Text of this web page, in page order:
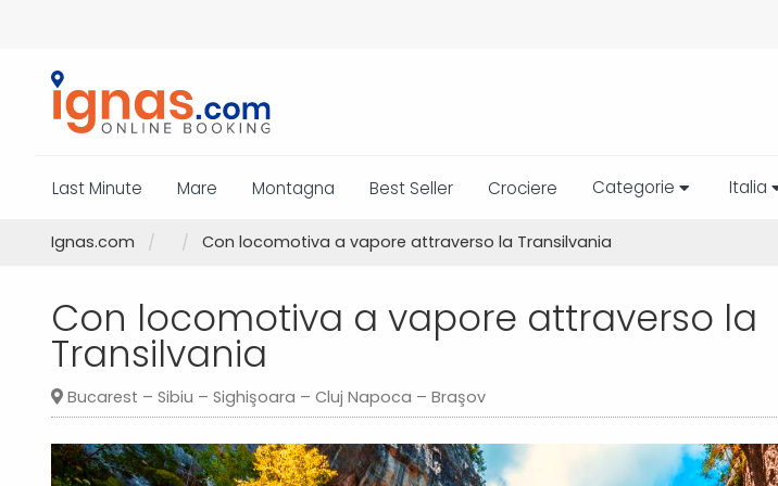
Last Minute Mare Montagna Best Seller Crociere Categorie Italia
Ignas.com Con locomotiva a vapore attraverso la Transilvania
Con locomotiva a vapore attraverso la
Transilvania
Bucarest – Sibiu – Sighişoara – Cluj Napoca – Braşov